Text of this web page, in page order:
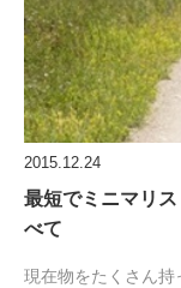
2015.12.24
最短でミニマリ
べて
現在物をたくさん持